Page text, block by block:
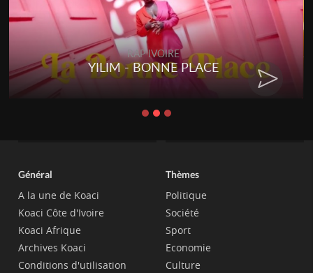
RAP IVOIRE
YILIM - BONNE PLACE
Général
A la une de Koaci
Koaci Côte d'Ivoire
Koaci Afrique
Archives Koaci
Conditions d'utilisation
Thèmes
Politique
Société
Sport
Economie
Culture